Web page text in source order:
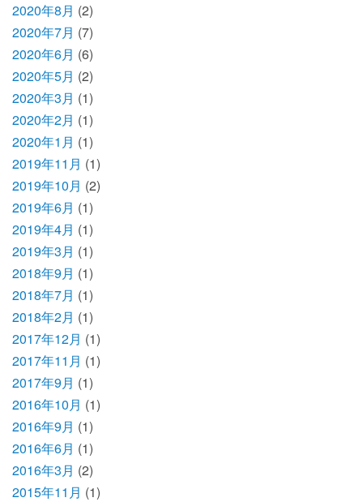
2020年8月 (2)
2020年7月 (7)
2020年6月 (6)
2020年5月 (2)
2020年3月 (1)
2020年2月 (1)
2020年1月 (1)
2019年11月 (1)
2019年10月 (2)
2019年6月 (1)
2019年4月 (1)
2019年3月 (1)
2018年9月 (1)
2018年7月 (1)
2018年2月 (1)
2017年12月 (1)
2017年11月 (1)
2017年9月 (1)
2016年10月 (1)
2016年9月 (1)
2016年6月 (1)
2016年3月 (2)
2015年11月 (1)